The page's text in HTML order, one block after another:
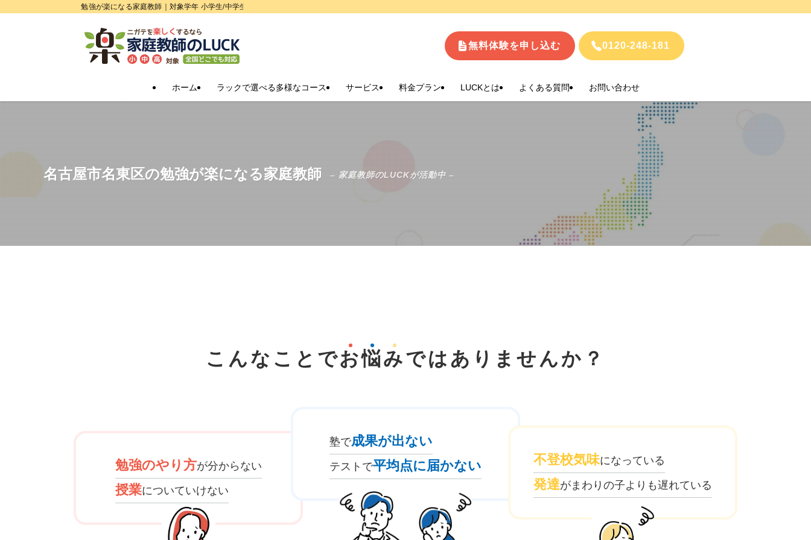
勉強が楽になる家庭教師｜対象学年 小学生/中学生/高校生
ホーム ラックで選べる多様なコース サービス 料金プラン LUCKとは よくある質問 お問い合わせ
無料体験を申し込む 0120-248-181
名古屋市名東区の勉強が楽になる家庭教師 – 家庭教師のLUCKが活動中 –
こんなことでお悩みでは ありませんか？
勉強のやり方が分からない
授業についていけない
塾で成果が出ない
テストで平均点に届かない 不登校気味になっている
発達がまわりの子よりも遅れている